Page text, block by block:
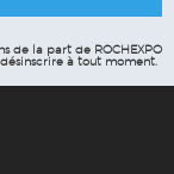
de la part de ROCHEXPO
à tout moment.